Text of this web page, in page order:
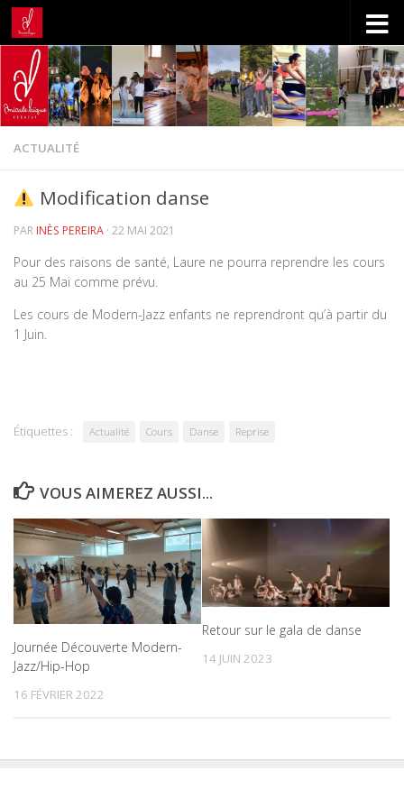
Skip to content
ACTUALITÉ
Modification danse
PAR INÈS PEREIRA · 22 MAI 2021
Pour des raisons de santé, Laure ne pourra reprendre les cours
au 25 Mai comme prévu.
Les cours de Modern-Jazz enfants ne reprendront qu’à partir du
1 Juin.
Étiquettes : Actualité Cours Danse Reprise
VOUS AIMEREZ AUSSI...
Journée Découverte Modern-
Jazz/Hip-Hop
16 FÉVRIER 2022
Retour sur le gala de danse
14 JUIN 2023